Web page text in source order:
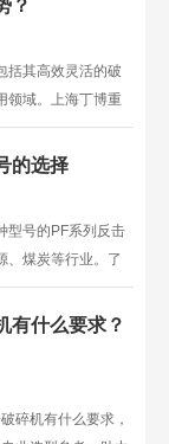
？
括其高效灵活的破
领域。上海丁博重
式移动破碎机设备
的选择
型号的PF系列反击
、煤炭等行业。了
、生产能力、电机
号提供专业建议。
有什么要求？
碎机有什么要求，